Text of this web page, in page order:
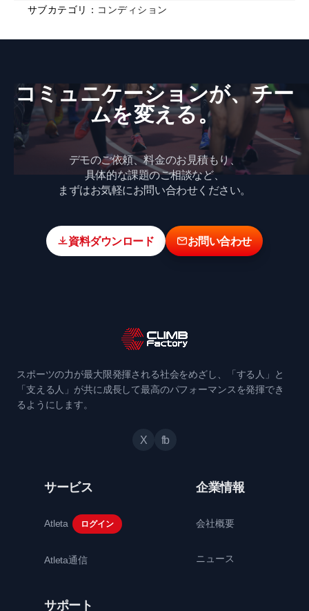
サブカテゴリ： コンディション
コミュニケーションが、​チー
ムを​変える。
デモのご依頼、料金のお見積もり、
具体的な課題のご相談など、
まずはお気軽にお問い合わせください。
資料ダウンロード お問い合わせ
スポーツの力が最大限発揮される社会をめざし、「する人」と
「支える人」が共に成長して最高のパフォーマンスを発揮でき
るようにします。
X fb
サービス
Atleta ログイン
Atleta通信
企業情報
会社概要
ニュース
サポート